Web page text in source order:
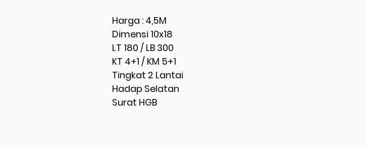
Harga : 4,5M
Dimensi 10x18
LT 180 / LB 300
KT 4+1 / KM 5+1
Tingkat 2 Lantai
Hadap Selatan
Surat HGB